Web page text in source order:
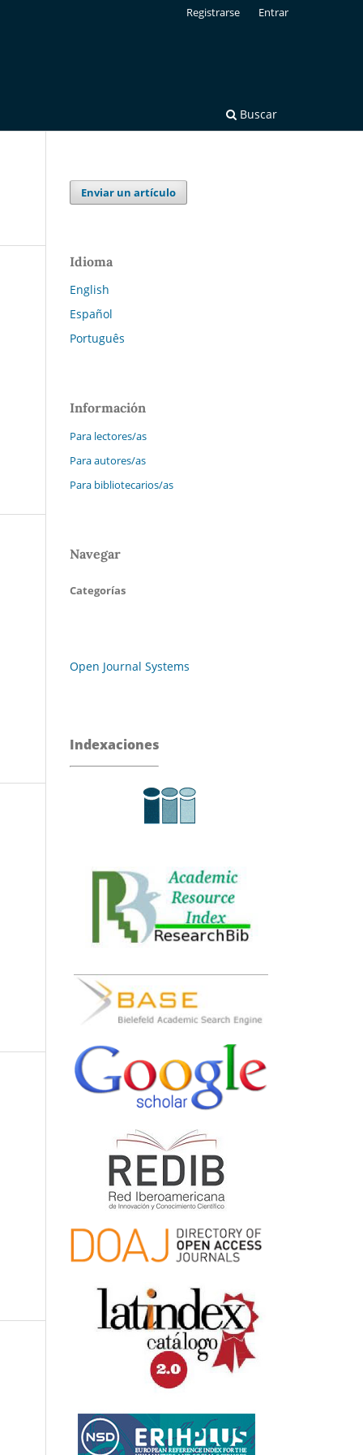
Buscar
Registrarse Entrar
Enviar un artículo
Idioma
English
Español
Português
Información
Para lectores/as
Para autores/as
Para bibliotecarios/as
Navegar
Categorías
Open Journal Systems
Indexaciones